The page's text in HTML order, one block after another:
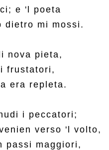
e 'l poeta
dietro mi mossi.
nova pieta,
frustatori,
era repleta.
i peccatori;
verso 'l volto,
passi maggiori,